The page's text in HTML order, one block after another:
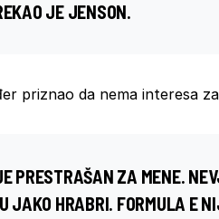
JE JENSON.
priznao da nema interesa za
PRESTRAŠAN ZA MENE.
JAKO HRABRI. FORMULA E